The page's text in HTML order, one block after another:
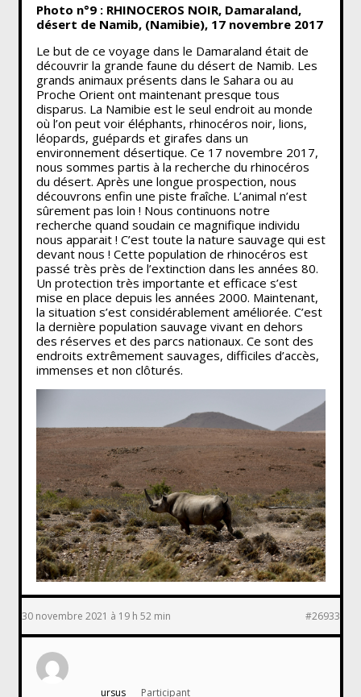
Photo n°9 : RHINOCEROS NOIR, Damaraland,
désert de Namib, (Namibie), 17 novembre 2017
Le but de ce voyage dans le Damaraland était de
découvrir la grande faune du désert de Namib. Les
grands animaux présents dans le Sahara ou au
Proche Orient ont maintenant presque tous
disparus. La Namibie est le seul endroit au monde
où l’on peut voir éléphants, rhinocéros noir, lions,
léopards, guépards et girafes dans un
environnement désertique. Ce 17 novembre 2017,
nous sommes partis à la recherche du rhinocéros
du désert. Après une longue prospection, nous
découvrons enfin une piste fraîche. L’animal n’est
sûrement pas loin ! Nous continuons notre
recherche quand soudain ce magnifique individu
nous apparait ! C’est toute la nature sauvage qui est
devant nous ! Cette population de rhinocéros est
passé très près de l’extinction dans les années 80.
Un protection très importante et efficace s’est
mise en place depuis les années 2000. Maintenant,
la situation s’est considérablement améliorée. C’est
la dernière population sauvage vivant en dehors
des réserves et des parcs nationaux. Ce sont des
endroits extrêmement sauvages, difficiles d’accès,
immenses et non clôturés.
30 novembre 2021 à 19 h 52 min #26933
ursus Participant